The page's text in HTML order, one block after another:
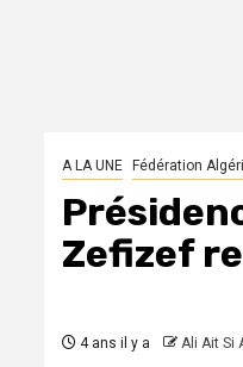
A LA UNE Fédération
Zefizef
4 ans il y a Ali Ait Si